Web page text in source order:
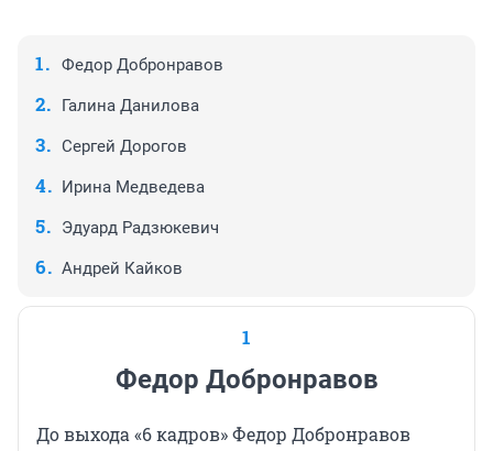
Федор Добронравов
Галина Данилова
Сергей Дорогов
Ирина Медведева
Эдуард Радзюкевич
Андрей Кайков
1
Федор Добронравов
До выхода «6 кадров» Федор Добронравов